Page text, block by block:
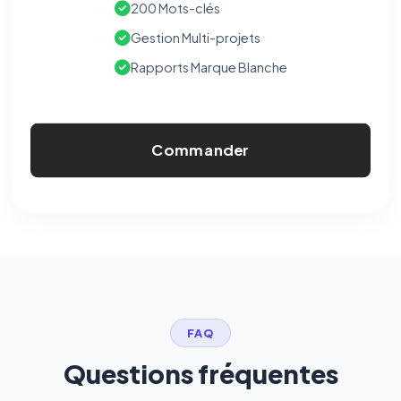
200 Mots-clés
Gestion Multi-projets
Rapports Marque Blanche
Commander
FAQ
Questions fréquentes
confidentialité(section Traceurs dans les Courriels).